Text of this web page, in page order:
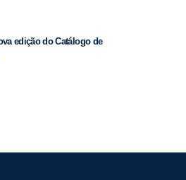
edição do Catálogo de